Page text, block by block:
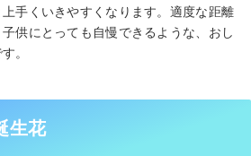
手くいきやすくなります。適度な距離
供にとっても自慢できるような、おし
。
生花